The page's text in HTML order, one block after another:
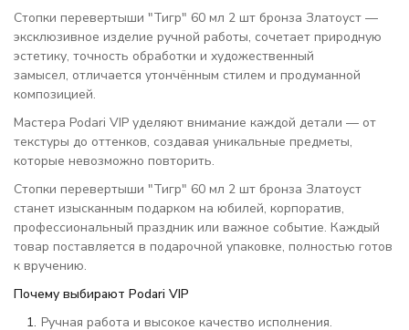
Стопки перевертыши "Тигр" 60 мл 2 шт бронза Златоуст —
эксклюзивное изделие ручной работы, сочетает природную
эстетику, точность обработки и художественный
замысел, отличается утончённым стилем и продуманной
композицией.
Мастера Podari VIP уделяют внимание каждой детали — от
текстуры до оттенков, создавая уникальные предметы,
которые невозможно повторить.
Стопки перевертыши "Тигр" 60 мл 2 шт бронза Златоуст
станет изысканным подарком на юбилей, корпоратив,
профессиональный праздник или важное событие. Каждый
товар поставляется в подарочной упаковке, полностью готов
к вручению.
Почему выбирают Podari VIP
Ручная работа и высокое качество исполнения.